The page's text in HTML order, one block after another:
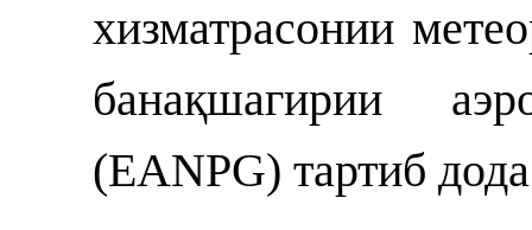
хизматрасонии
банақшагирии
(EANPG) тартиб